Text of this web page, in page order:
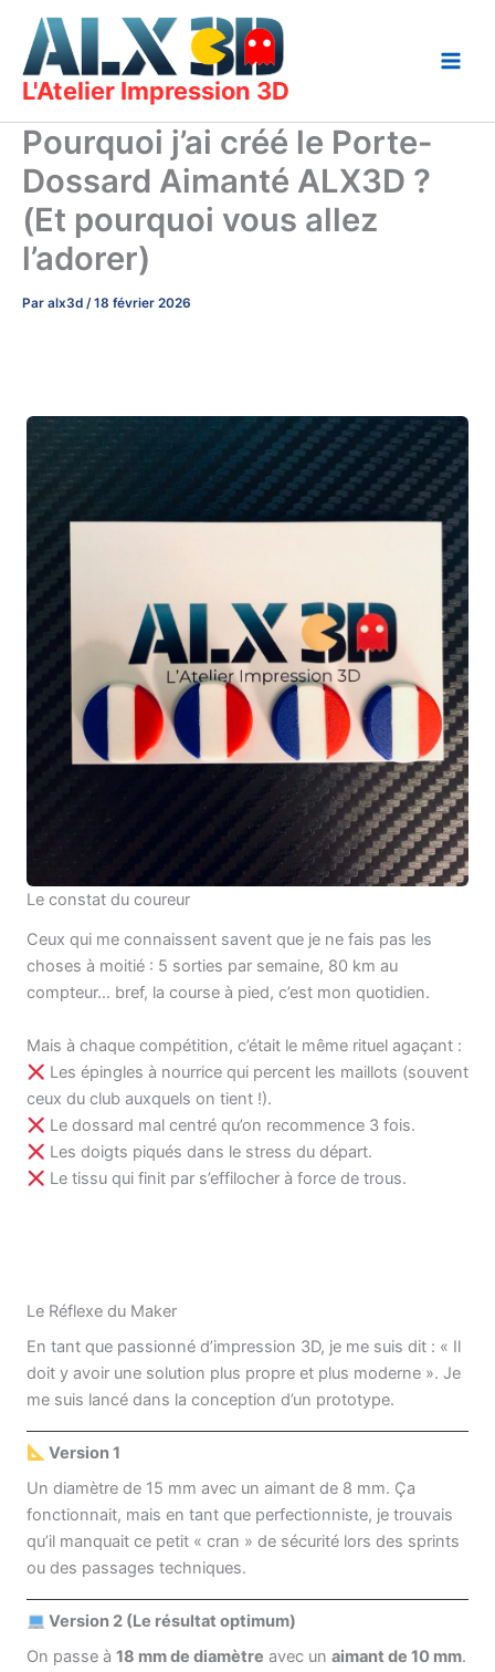
contenu
L'Atelier Impression 3D
Pourquoi j’ai créé le Porte-
Dossard Aimanté ALX3D ?
(Et pourquoi vous allez
l’adorer)
Par alx3d /18 février 2026
Le constat du coureur
Ceux qui me connaissent savent que je ne fais pas les
choses à moitié : 5 sorties par semaine, 80 km au
compteur… bref, la course à pied, c’est mon quotidien.
Mais à chaque compétition, c’était le même rituel agaçant :
Les épingles à nourrice qui percent les maillots (souvent
ceux du club auxquels on tient !).
Le dossard mal centré qu’on recommence 3 fois.
Les doigts piqués dans le stress du départ.
Le tissu qui finit par s’effilocher à force de trous.
Le Réflexe du Maker
En tant que passionné d’impression 3D, je me suis dit : « Il
doit y avoir une solution plus propre et plus moderne ». Je
me suis lancé dans la conception d’un prototype.
Version 1
Un diamètre de 15 mm avec un aimant de 8 mm. Ça
fonctionnait, mais en tant que perfectionniste, je trouvais
qu’il manquait ce petit « cran » de sécurité lors des sprints
ou des passages techniques.
Version 2 (Le résultat optimum)
On passe à 18 mm de diamètre avec un aimant de 10 mm.